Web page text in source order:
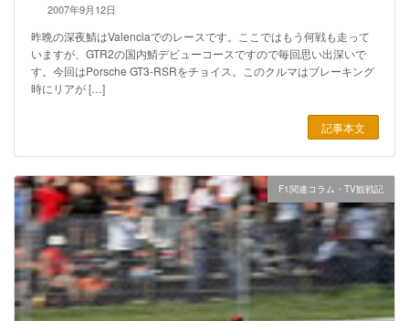
2007年9月12日
昨晩の深夜鯖はValenciaでのレースです。ここではもう何戦も走って
いますが、GTR2の国内鯖デビューコースですので毎回思い出深いで
す。今回はPorsche GT3-RSRをチョイス。このクルマはブレーキング
時にリアが […]
記事本文
F1関連コラム・TV観戦記